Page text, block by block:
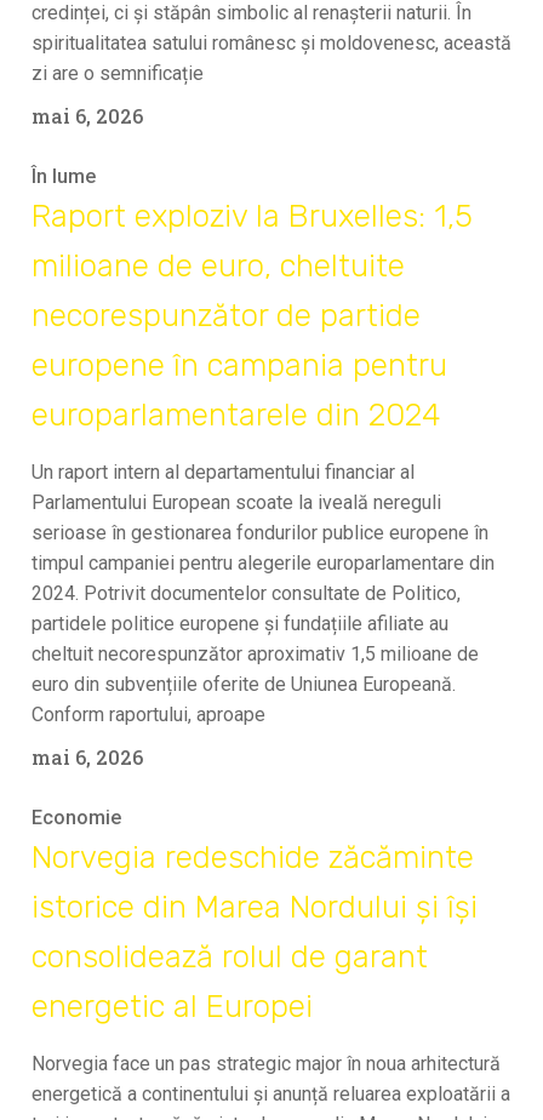
credinței, ci și stăpân simbolic al renașterii naturii. În
spiritualitatea satului românesc și moldovenesc, această
zi are o semnificație
mai 6, 2026
În lume
Raport exploziv la Bruxelles: 1,5
milioane de euro, cheltuite
necorespunzător de partide
europene în campania pentru
europarlamentarele din 2024
Un raport intern al departamentului financiar al
Parlamentului European scoate la iveală nereguli
serioase în gestionarea fondurilor publice europene în
timpul campaniei pentru alegerile europarlamentare din
2024. Potrivit documentelor consultate de Politico,
partidele politice europene și fundațiile afiliate au
cheltuit necorespunzător aproximativ 1,5 milioane de
euro din subvențiile oferite de Uniunea Europeană.
Conform raportului, aproape
mai 6, 2026
Economie
Norvegia redeschide zăcăminte
istorice din Marea Nordului și își
consolidează rolul de garant
energetic al Europei
Norvegia face un pas strategic major în noua arhitectură
energetică a continentului și anunță reluarea exploatării a